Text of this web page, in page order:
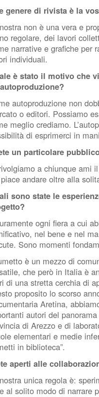
genere di rivista è la
non è una vera e
regolare, dei lavori
narrative e grafiche per
individuali.
è stato il motivo che
autoproduzione non
o editori. Possiamo
meglio crediamo.
di esprimerci in
un particolare
a chiunque ami
andare oltre alla
sono state le
ogni fiera a cui
nel bene e nel
Sono momenti
è un mezzo di
che però in Italia è
di una stretta cerchia di
proposito lo scorso
Aretina,
autori del
di Arezzo e di
elementari e medie
in biblioteca”.
aperti alle
unica regola è:
al solito modo di narrare